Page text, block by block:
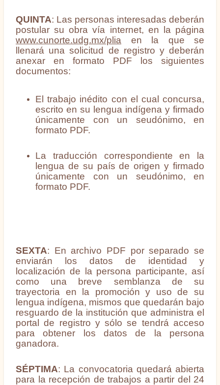
QUINTA: Las personas interesadas deberán
postular su obra vía internet, en la página
www.cunorte.udg.mx/plia en la que se
llenará una solicitud de registro y deberán
anexar en formato PDF los siguientes
documentos:
El trabajo inédito con el cual concursa,
escrito en su lengua indígena y firmado
únicamente con un seudónimo, en
formato PDF.
La traducción correspondiente en la
lengua de su país de origen y firmado
únicamente con un seudónimo, en
formato PDF.
SEXTA: En archivo PDF por separado se
enviarán los datos de identidad y
localización de la persona participante, así
como una breve semblanza de su
trayectoria en la promoción y uso de su
lengua indígena, mismos que quedarán bajo
resguardo de la institución que administra el
portal de registro y sólo se tendrá acceso
para obtener los datos de la persona
ganadora.
SÉPTIMA: La convocatoria quedará abierta
para la recepción de trabajos a partir del 24